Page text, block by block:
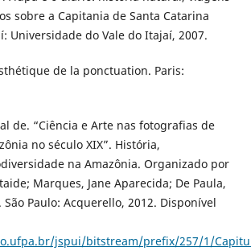
sobre a Capitania de Santa Catarina
Universidade do Vale do Itajaí, 2007.
de la ponctuation. Paris:
de. “Ciência e Arte nas fotografias de
no século XIX”. História,
na Amazônia. Organizado por
Marques, Jane Aparecida; De Paula,
São Paulo: Acquerello, 2012. Disponível
jspui/bitstream/prefix/257/1/